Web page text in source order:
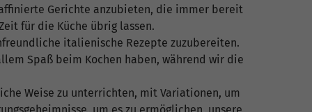
Gerichte anzubieten, die immer bereit
für die Küche übrig lassen.
italienische Rezepte zuzubereiten.
Spaß beim Kochen haben, während wir die
Weise zu unterrichten, mit Variationen, um